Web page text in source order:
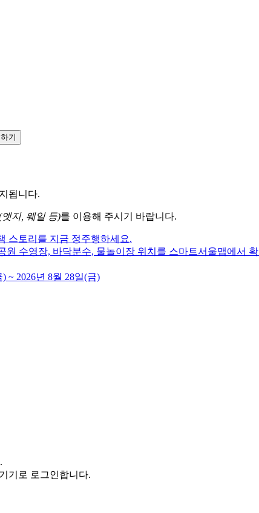
기
됩니다.
지, 웨일 등)를 이용해 주시기 바랍니다.
기로 로그인합니다.